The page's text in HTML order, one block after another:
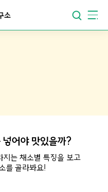
소
어야 맛있을까?
지는 채소별 특징을 보고
를 골라봐요!